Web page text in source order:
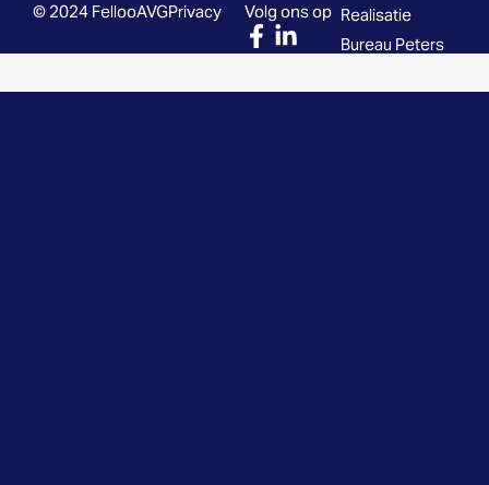
© 2024 FellooAVGPrivacy Volg ons op Realisatie
Bureau Peters